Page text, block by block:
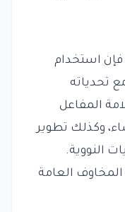
فإن استخدام
تحدياته
المفاعل
وكذلك تطوير
النووية.
العامة